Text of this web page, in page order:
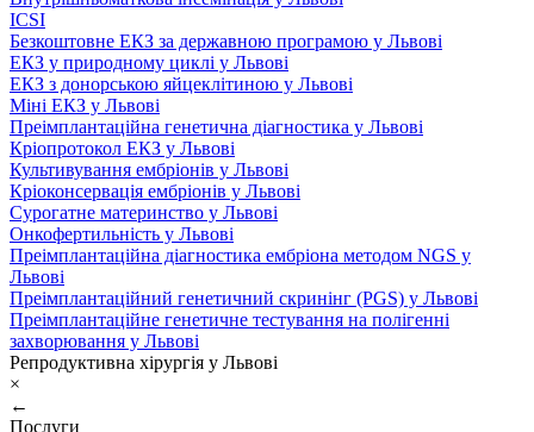
ICSI
Безкоштовне ЕКЗ за державною програмою у Львові
ЕКЗ у природному циклі у Львові
ЕКЗ з донорською яйцеклітиною у Львові
Міні ЕКЗ у Львові
Преімплантаційна генетична діагностика у Львові
Кріопротокол ЕКЗ у Львові
Культивування ембріонів у Львові
Кріоконсервація ембріонів у Львові
Сурогатне материнство у Львові
Онкофертильність у Львові
Преімплантаційна діагностика ембріона методом NGS у
Львові
Преімплантаційний генетичний скринінг (PGS) у Львові
Преімплантаційне генетичне тестування на полігенні
захворювання у Львові
Репродуктивна хірургія у Львові
×
←
Послуги